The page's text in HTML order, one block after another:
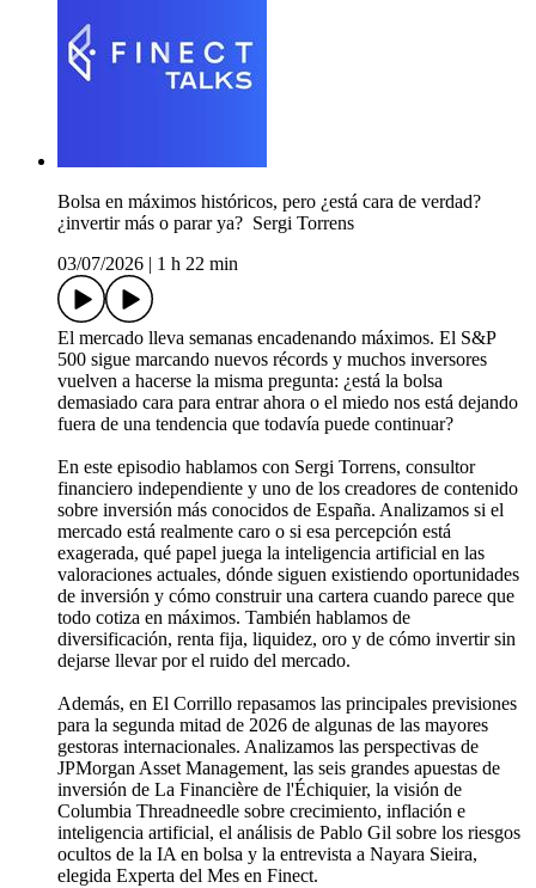
Bolsa en máximos históricos, pero ¿está cara de verdad?
¿invertir más o parar ya? ️ Sergi Torrens
03/07/2026
1 h 22 min
El mercado lleva semanas encadenando máximos. El S&P
500 sigue marcando nuevos récords y muchos inversores
vuelven a hacerse la misma pregunta: ¿está la bolsa
demasiado cara para entrar ahora o el miedo nos está dejando
fuera de una tendencia que todavía puede continuar?
En este episodio hablamos con Sergi Torrens, consultor
financiero independiente y uno de los creadores de contenido
sobre inversión más conocidos de España. Analizamos si el
mercado está realmente caro o si esa percepción está
exagerada, qué papel juega la inteligencia artificial en las
valoraciones actuales, dónde siguen existiendo oportunidades
de inversión y cómo construir una cartera cuando parece que
todo cotiza en máximos. También hablamos de
diversificación, renta fija, liquidez, oro y de cómo invertir sin
dejarse llevar por el ruido del mercado.
Además, en El Corrillo repasamos las principales previsiones
para la segunda mitad de 2026 de algunas de las mayores
gestoras internacionales. Analizamos las perspectivas de
JPMorgan Asset Management, las seis grandes apuestas de
inversión de La Financière de l'Échiquier, la visión de
Columbia Threadneedle sobre crecimiento, inflación e
inteligencia artificial, el análisis de Pablo Gil sobre los riesgos
ocultos de la IA en bolsa y la entrevista a Nayara Sieira,
elegida Experta del Mes en Finect.